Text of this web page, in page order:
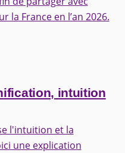
la France en l’an 2026.
intuition
l'intuition et la
une explication